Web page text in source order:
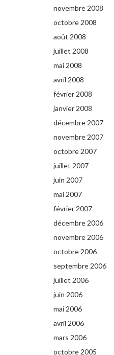
novembre 2008
octobre 2008
août 2008
juillet 2008
mai 2008
avril 2008
février 2008
janvier 2008
décembre 2007
novembre 2007
octobre 2007
juillet 2007
juin 2007
mai 2007
février 2007
décembre 2006
novembre 2006
octobre 2006
septembre 2006
juillet 2006
juin 2006
mai 2006
avril 2006
mars 2006
octobre 2005